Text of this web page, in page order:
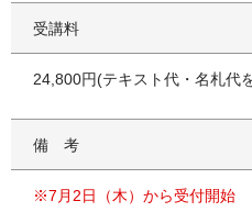
受講料
24,800円(テキスト代・名札代
備考
※7月2日（木）から受付開始